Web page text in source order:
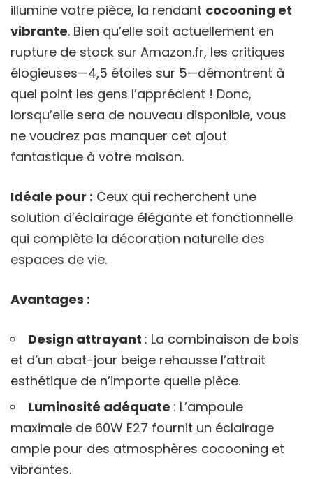
illumine votre pièce, la rendant cocooning et
vibrante. Bien qu’elle soit actuellement en
rupture de stock sur Amazon.fr, les critiques
élogieuses—4,5 étoiles sur 5—démontrent à
quel point les gens l’apprécient ! Donc,
lorsqu’elle sera de nouveau disponible, vous
ne voudrez pas manquer cet ajout
fantastique à votre maison.
Idéale pour : Ceux qui recherchent une
solution d’éclairage élégante et fonctionnelle
qui complète la décoration naturelle des
espaces de vie.
Avantages :
Design attrayant : La combinaison de bois
et d’un abat-jour beige rehausse l’attrait
esthétique de n’importe quelle pièce.
Luminosité adéquate : L’ampoule
maximale de 60W E27 fournit un éclairage
ample pour des atmosphères cocooning et
vibrantes.